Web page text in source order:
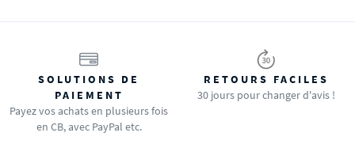
SOLUTIONS DE
PAIEMENT
Payez vos achats en plusieurs fois
en CB, avec PayPal etc.
RETOURS FACILES
30 jours pour changer d'avis !